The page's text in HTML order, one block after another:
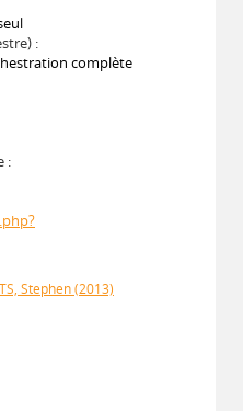
:
complète
:
Stephen (2013)